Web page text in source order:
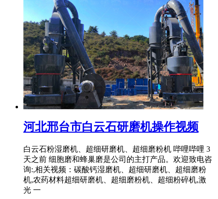
河北邢台市白云石研磨机操作视频
白云石粉湿磨机、超细研磨机、超细磨粉机 哔哩哔哩 3
天之前 细胞磨和蜂巢磨是公司的主打产品。欢迎致电咨
询:,相关视频：碳酸钙湿磨机、超细研磨机、超细磨粉
机,农药材料超细研磨机、超细磨粉机、超细粉碎机,激
光 一